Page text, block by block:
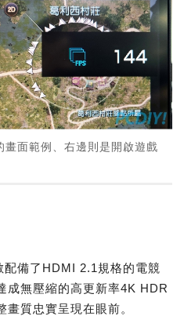
面範例、右邊則是開啟遊戲
備了HDMI 2.1規格的電競
成無壓縮的高更新率4K HDR
質忠實呈現在眼前。